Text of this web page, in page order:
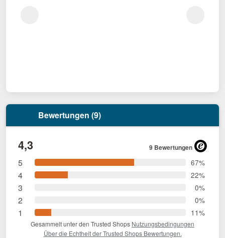
Bewertungen (9)
4,3 9 Bewertungen
5 67%
4 22%
3 0%
2 0%
1 11%
Gesammelt unter den Trusted Shops Nutzungsbedingungen
Über die Echtheit der Trusted Shops Bewertungen.